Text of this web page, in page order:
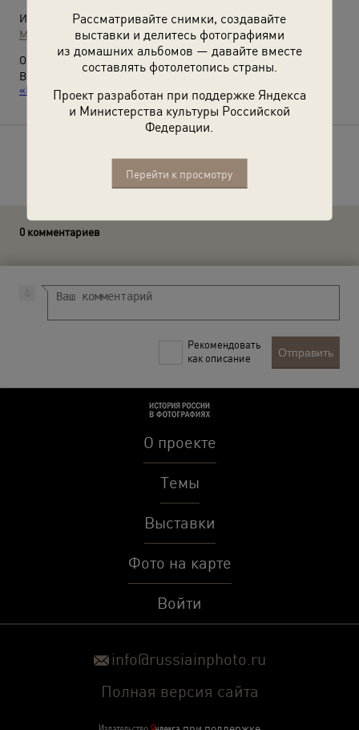
Рассматривайте снимки, создавайте
выставки и делитесь фотографиями
из домашних альбомов — давайте вместе
составлять фотолетопись страны.
Проект разработан при поддержке Яндекса
и Министерства культуры Российской
Федерации.
Перейти к просмотру
Источники:
МАММ / МДФ
О фотографии:
Выставка
«Целина: всесоюзный аврал»и видеовыставка
«Пиар-кампания "Целина"»
с этой фотографией.
Расскажите друзьям об этом фото
0 комментариев
Рекомендовать
как описание
Отправить
О проекте
Темы
Выставки
Фото на карте
Войти
info@russiainphoto.ru
Полная версия сайта